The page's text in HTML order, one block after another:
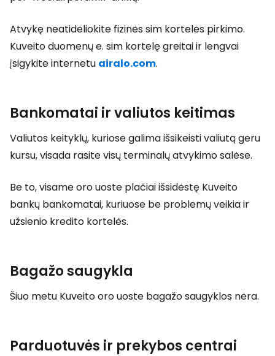
Atvykę neatidėliokite fizinės sim kortelės pirkimo.
Kuveito duomenų e. sim kortelę greitai ir lengvai
įsigykite internetu airalo.com.
Bankomatai ir valiutos keitimas
Valiutos keityklų, kuriose galima išsikeisti valiutą geru
kursu, visada rasite visų terminalų atvykimo salėse.
Be to, visame oro uoste plačiai išsidėstę Kuveito
bankų bankomatai, kuriuose be problemų veikia ir
užsienio kredito kortelės.
Bagažo saugykla
Šiuo metu Kuveito oro uoste bagažo saugyklos nėra.
Parduotuvės ir prekybos centrai